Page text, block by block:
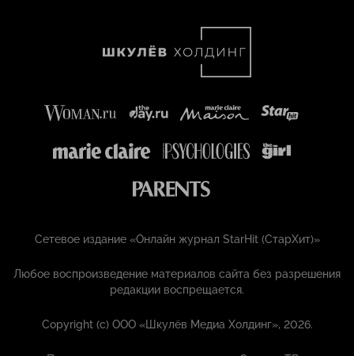
Сетевое издание «Онлайн журнал StarHit (СтарХит)»
Любое воспроизведение материалов сайта без разрешения
редакции воспрещается.
Copyright (с) ООО «Шкулёв Медиа Холдинг», 2026.